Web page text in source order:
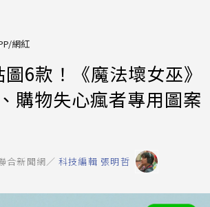
網紅
6款！《魔法壞女巫》
購物失心瘋者專用圖案
合新聞網／ 科技編輯 張明哲